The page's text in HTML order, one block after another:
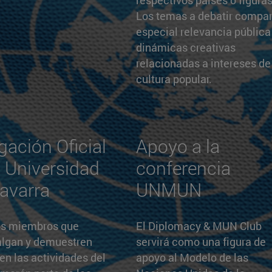
Los temas a debatir
especial relevancia
dinámicas creativas
relacionadas a intereses
cultura popular.
Oficial
Universidad
miembros que
y demuestren
las actividades del
Apoyo a la
conferencia
UNMUN
El Diplomacy & MUN Club
servirá como una figura de
apoyo al Modelo de las